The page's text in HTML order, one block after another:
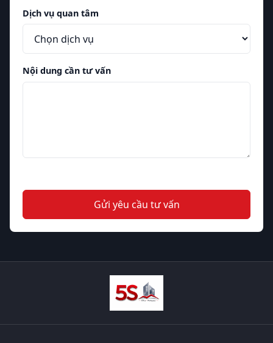
Dịch vụ quan tâm
Nội dung cần tư vấn
Gửi yêu cầu tư vấn